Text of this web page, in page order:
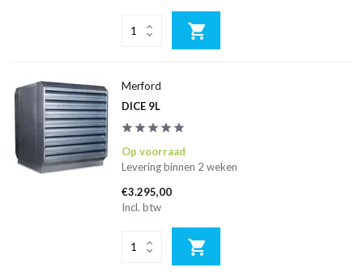
Merford
DICE 9L
Op voorraad
Levering binnen 2 weken
€3.295,00
Incl. btw